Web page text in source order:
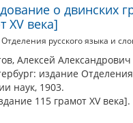
о двинских
XV века]
русского языка и
Алексей
издание
наук, 1903.
115 грамот XV века].